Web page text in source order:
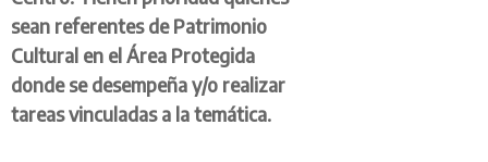
sean referentes de Patrimonio
Cultural en el Área Protegida
donde se desempeña y/o realizar
tareas vinculadas a la temática.